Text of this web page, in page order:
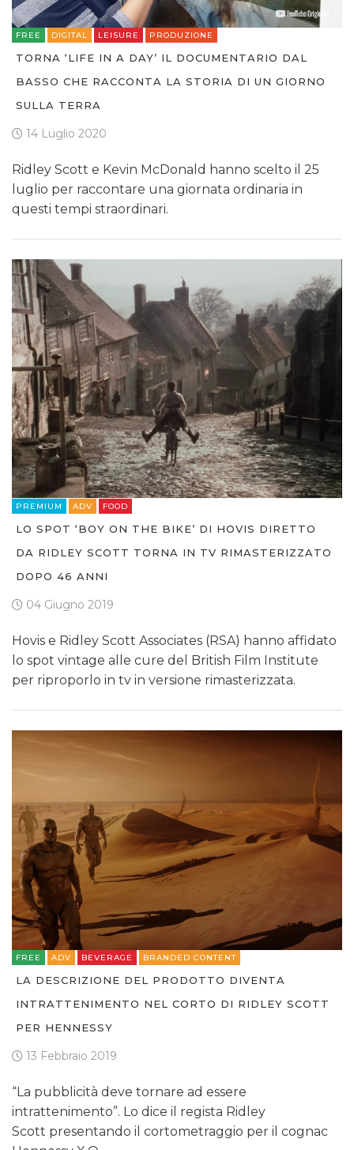
FREE DIGITAL LEISURE PRODUZIONE
TORNA ‘LIFE IN A DAY’ IL DOCUMENTARIO DAL
BASSO CHE RACCONTA LA STORIA DI UN GIORNO
SULLA TERRA
14 Luglio 2020
Ridley Scott e Kevin McDonald hanno scelto il 25
luglio per raccontare una giornata ordinaria in
questi tempi straordinari.
PREMIUM ADV FOOD
LO SPOT ‘BOY ON THE BIKE’ DI HOVIS DIRETTO
DA RIDLEY SCOTT TORNA IN TV RIMASTERIZZATO
DOPO 46 ANNI
04 Giugno 2019
Hovis e Ridley Scott Associates (RSA) hanno affidato
lo spot vintage alle cure del British Film Institute
per riproporlo in tv in versione rimasterizzata.
FREE ADV BEVERAGE BRANDED CONTENT
LA DESCRIZIONE DEL PRODOTTO DIVENTA
INTRATTENIMENTO NEL CORTO DI RIDLEY SCOTT
PER HENNESSY
13 Febbraio 2019
“La pubblicità deve tornare ad essere
intrattenimento”. Lo dice il regista Ridley
Scott presentando il cortometraggio per il cognac